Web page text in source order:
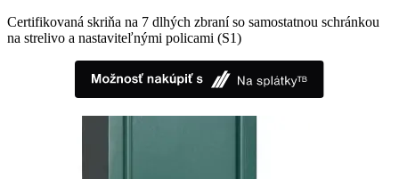
Certifikovaná skriňa na 7 dlhých zbraní so samostatnou schránkou
na strelivo a nastaviteľnými policami (S1)